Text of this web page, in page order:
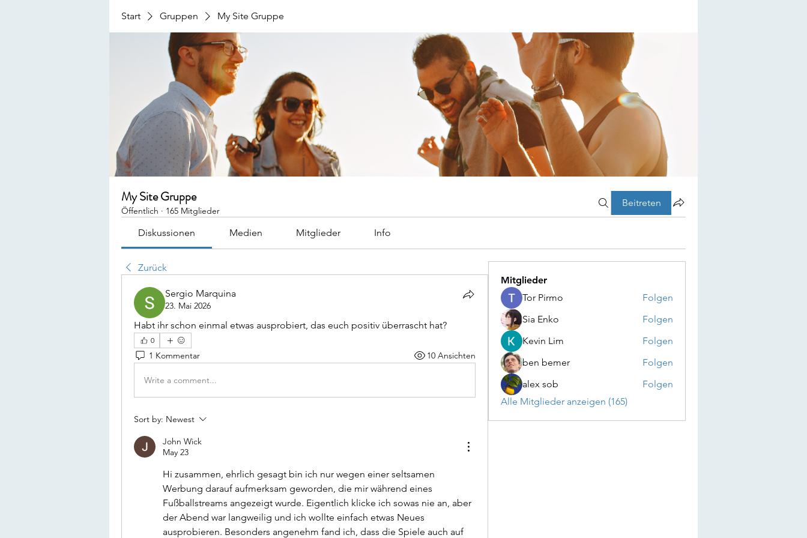
Start Gruppen My Site Gruppe
My Site Gruppe
Öffentlich · 165 Mitglieder
Beitreten
Diskussionen Medien Mitglieder Info
Zurück
Sergio Marquina
23. Mai 2026
Habt ihr schon einmal etwas ausprobiert, das euch positiv überrascht hat?
0
1 Kommentar 10 Ansichten
Write a comment...
Sort by: Newest
John Wick
May 23
Hi zusammen, ehrlich gesagt bin ich nur wegen einer seltsamen
Werbung darauf aufmerksam geworden, die mir während eines
Fußballstreams angezeigt wurde. Eigentlich klicke ich sowas nie an, aber
der Abend war langweilig und ich wollte einfach etwas Neues
ausprobieren. Besonders angenehm fand ich, dass die Spiele auch auf
Mitglieder
Tor Pirmo
Folgen
Sia Enko
Folgen
Kevin Lim
Folgen
ben bemer
Folgen
alex sob
Folgen
Alle Mitglieder anzeigen (165)